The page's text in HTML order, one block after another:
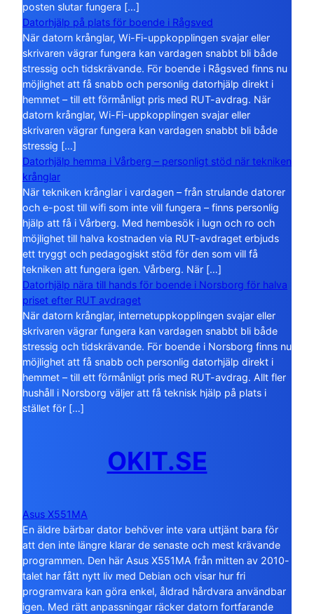
posten slutar fungera […]
Datorhjälp på plats för boende i Rågsved
När datorn krånglar, Wi-Fi-uppkopplingen svajar eller
skrivaren vägrar fungera kan vardagen snabbt bli både
stressig och tidskrävande. För boende i Rågsved finns nu
möjlighet att få snabb och personlig datorhjälp direkt i
hemmet – till ett förmånligt pris med RUT-avdrag. När
datorn krånglar, Wi-Fi-uppkopplingen svajar eller
skrivaren vägrar fungera kan vardagen snabbt bli både
stressig […]
Datorhjälp hemma i Vårberg – personligt stöd när tekniken
krånglar
När tekniken krånglar i vardagen – från strulande datorer
och e-post till wifi som inte vill fungera – finns personlig
hjälp att få i Vårberg. Med hembesök i lugn och ro och
möjlighet till halva kostnaden via RUT-avdraget erbjuds
ett tryggt och pedagogiskt stöd för den som vill få
tekniken att fungera igen. Vårberg. När […]
Datorhjälp nära till hands för boende i Norsborg för halva
priset efter RUT avdraget
När datorn krånglar, internetuppkopplingen svajar eller
skrivaren vägrar fungera kan vardagen snabbt bli både
stressig och tidskrävande. För boende i Norsborg finns nu
möjlighet att få snabb och personlig datorhjälp direkt i
hemmet – till ett förmånligt pris med RUT-avdrag. Allt fler
hushåll i Norsborg väljer att få teknisk hjälp på plats i
stället för […]
OKIT.SE
Asus X551MA
En äldre bärbar dator behöver inte vara uttjänt bara för
att den inte längre klarar de senaste och mest krävande
programmen. Den här Asus X551MA från mitten av 2010-
talet har fått nytt liv med Debian och visar hur fri
programvara kan göra enkel, åldrad hårdvara användbar
igen. Med rätt anpassningar räcker datorn fortfarande